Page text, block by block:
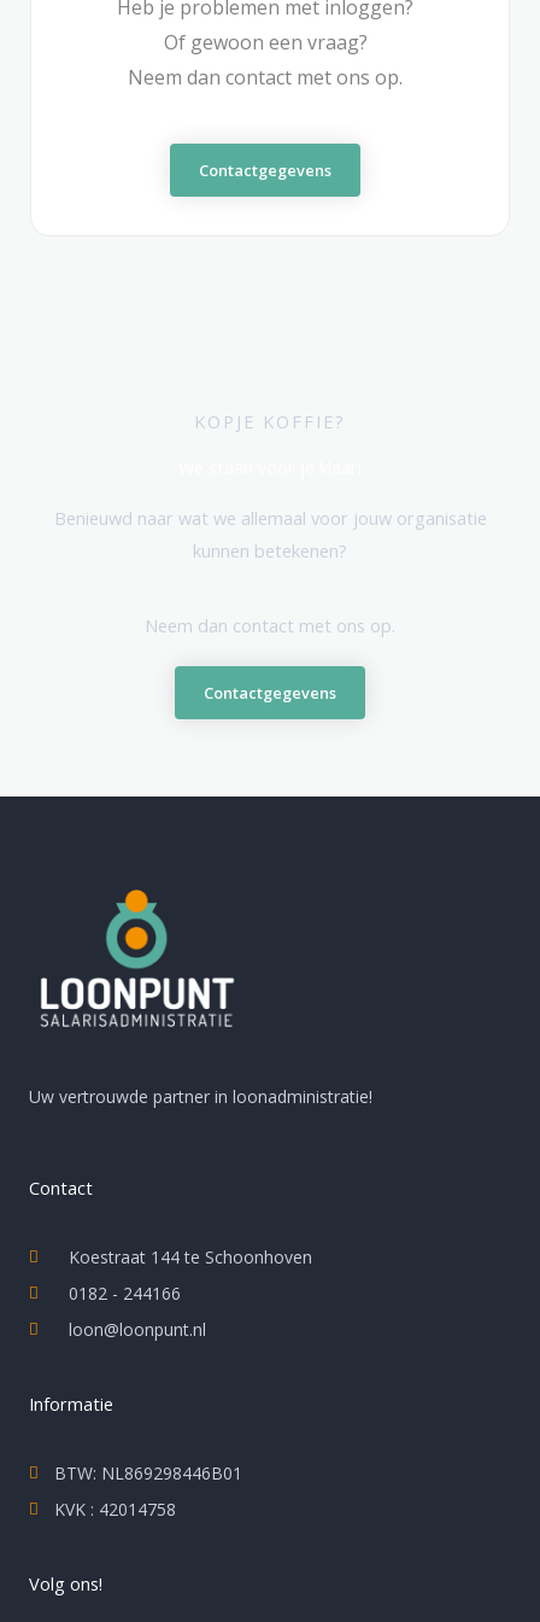
Heb je problemen met inloggen?
Of gewoon een vraag?
Neem dan contact met ons op.
Contactgegevens
KOPJE KOFFIE?
Benieuwd naar wat we allemaal voor jouw organisatie
kunnen betekenen?
Neem dan contact met ons op.
Contactgegevens
Uw vertrouwde partner in loonadministratie!
Contact
Koestraat 144 te Schoonhoven
0182 - 244166
loon@loonpunt.nl
Informatie
BTW: NL869298446B01
KVK : 42014758
Volg ons!